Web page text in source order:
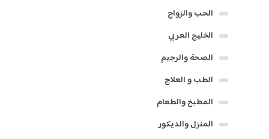
الحب والزواج
الخليج العربي
الصحة والرجيم
الطب و العلاج
المطبخ والطعام
المنزل والديكور